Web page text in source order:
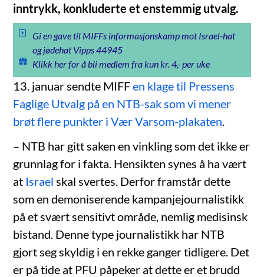
inntrykk, konkluderte et enstemmig utvalg.
Gi en gave til MIFFs informasjonskamp mot Israel-hat
og jødehat Vipps 44945
Klikk her for å bli medlem fra kun kr. 4,- per uke
13. januar sendte MIFFen klage til Pressens
Faglige Utvalg på en NTB-sak som vi mener
brøt flere punkter i Vær Varsom-plakaten.
– NTB har gitt saken en vinkling som det ikke er
grunnlag for i fakta. Hensikten synes å ha vært
at Israel skal svertes. Derfor framstår dette
som en demoniserende kampanjejournalistikk
på et svært sensitivt område, nemlig medisinsk
bistand. Denne type journalistikk har NTB
gjort seg skyldig i en rekke ganger tidligere. Det
er på tide at PFU påpeker at dette er et brudd